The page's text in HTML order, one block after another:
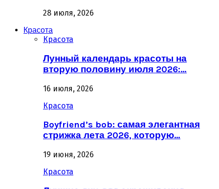
28 июля, 2026
Красота
Красота
Лунный календарь красоты на
вторую половину июля 2026:…
16 июля, 2026
Красота
Boyfriend’s bob: самая элегантная
стрижка лета 2026, которую…
19 июня, 2026
Красота